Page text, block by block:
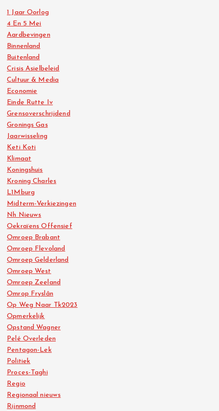
1 Jaar Oorlog
4 En 5 Mei
Aardbevingen
Binnenland
Buitenland
Crisis Asielbeleid
Cultuur & Media
Economie
Einde Rutte Iv
Grensoverschrijdend
Gronings Gas
Jaarwisseling
Keti Koti
Klimaat
Koningshuis
Kroning Charles
L1Mburg
Midterm-Verkiezingen
Nh Nieuws
Oekraïens Offensief
Omroep Brabant
Omroep Flevoland
Omroep Gelderland
Omroep West
Omroep Zeeland
Omrop Fryslân
Op Weg Naar Tk2023
Opmerkelijk
Opstand Wagner
Pelé Overleden
Pentagon-Lek
Politiek
Proces-Taghi
Regio
Regionaal nieuws
Rijnmond